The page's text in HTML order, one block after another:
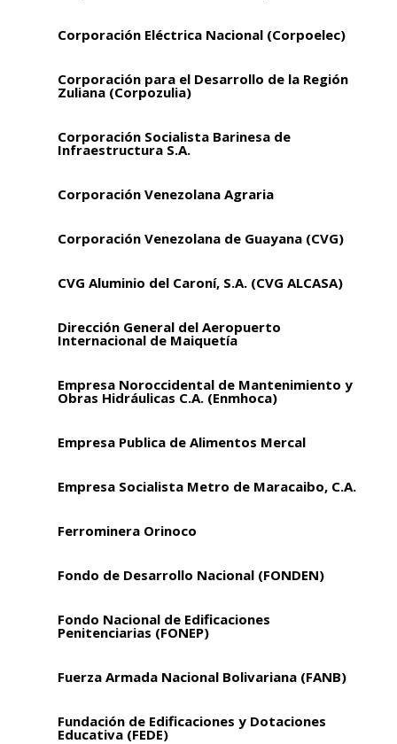
Corporación Eléctrica Nacional (Corpoelec)
Corporación para el Desarrollo de la Región
Zuliana (Corpozulia)
Corporación Socialista Barinesa de
Infraestructura S.A.
Corporación Venezolana Agraria
Corporación Venezolana de Guayana (CVG)
CVG Aluminio del Caroní, S.A. (CVG ALCASA)
Dirección General del Aeropuerto
Internacional de Maiquetía
Empresa Noroccidental de Mantenimiento y
Obras Hidráulicas C.A. (Enmhoca)
Empresa Publica de Alimentos Mercal
Empresa Socialista Metro de Maracaibo, C.A.
Ferrominera Orinoco
Fondo de Desarrollo Nacional (FONDEN)
Fondo Nacional de Edificaciones
Penitenciarias (FONEP)
Fuerza Armada Nacional Bolivariana (FANB)
Fundación de Edificaciones y Dotaciones
Educativa (FEDE)